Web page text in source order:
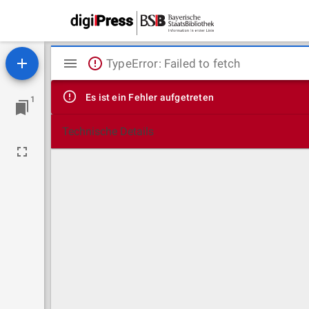
1
Mirador
Viewer
TypeError: Failed to fetch
Es ist ein Fehler aufgetreten
Technische Details